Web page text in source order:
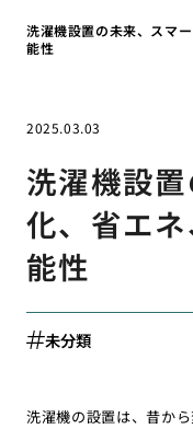
洗濯機設置の未来、スマ
能性
2025.03.03
洗濯機設
化、省エ
能性
未分類
洗濯機の設置は、昔か